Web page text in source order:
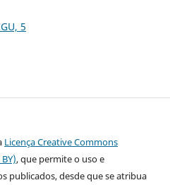
5
Licença Creative Commons
, que permite o uso e
publicados, desde que se atribua